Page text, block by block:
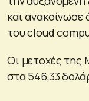
και
του cloud
Οι μετοχές της
στα 546,33